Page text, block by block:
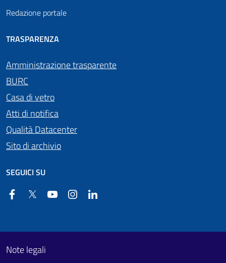
Redazione portale
TRASPARENZA
Amministrazione trasparente
BURC
Casa di vetro
Atti di notifica
Qualità Datacenter
Sito di archivio
SEGUICI SU
FacebookTwitter YouTube Instagram
Footer First
Useful links section
Note legali